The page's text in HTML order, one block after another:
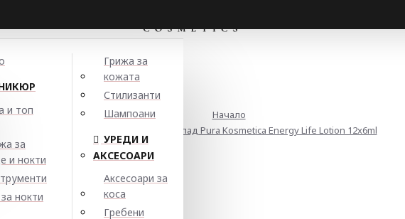
и топ
за
и нокти
нокти
Грижа за
кожата
Стилизанти
Шампоани
УРЕДИ И
АКСЕСОАРИ
Аксесоари за
коса
Гребени
Начало
Лосион против косопад Pura Kosmetica Energy Life Lotion 12x6ml